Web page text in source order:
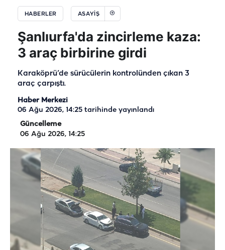
HABERLER ASAYIŞ
Şanlıurfa'da zincirleme kaza:
3 araç birbirine girdi
Karaköprü’de sürücülerin kontrolünden çıkan 3
araç çarpıştı.
Haber Merkezi
06 Ağu 2026, 14:25 tarihinde yayınlandı
Güncelleme
06 Ağu 2026, 14:25